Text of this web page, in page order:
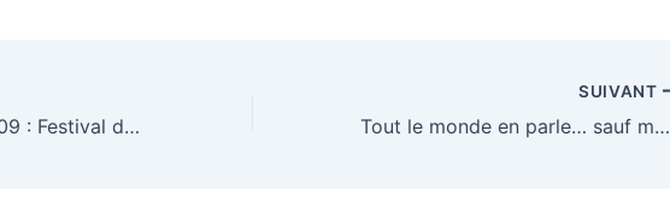
Voyage d’Hiver 2009 : Festival de Musique Classique
SUIVANT
Tout le monde en parle… sauf moi #5 !